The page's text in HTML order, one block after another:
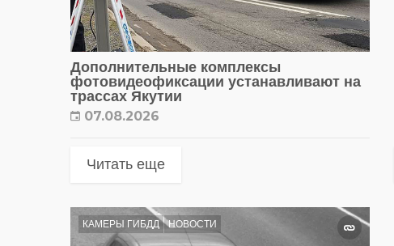
Дополнительные комплексы
фотовидеофиксации устанавливают на
трассах Якутии
07.08.2026
Читать еще
КАМЕРЫ ГИБДД НОВОСТИ